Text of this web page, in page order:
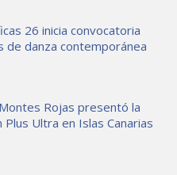
26 inicia convocatoria
de danza contemporánea
Rojas presentó la
Plus Ultra en Islas Canarias